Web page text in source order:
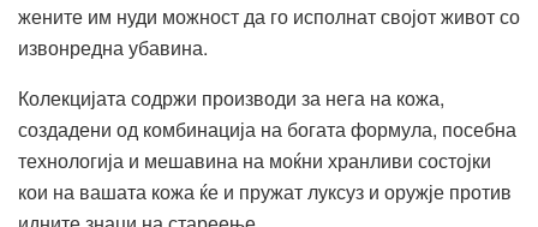
жените им нуди можност да го исполнат својот живот со
извонредна убавина.
Колекцијата содржи производи за нега на кожа,
создадени од комбинација на богата формула, посебна
технологија и мешавина на моќни хранливи состојки
кои на вашата кожа ќе и пружат луксуз и оружје против